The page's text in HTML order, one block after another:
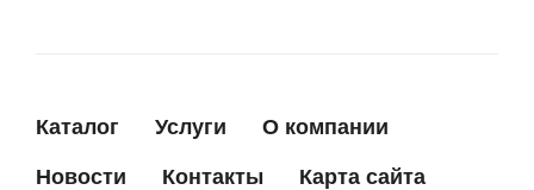
Каталог Услуги О компании
Новости Контакты Карта сайта